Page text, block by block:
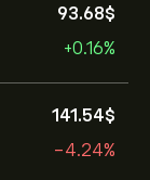
93.68‎$‎
+0.16%
141.54‎$‎
-4.24%